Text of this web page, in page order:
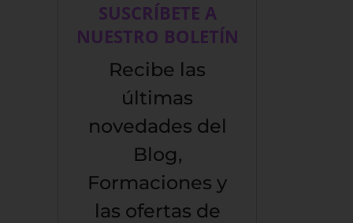
SUSCRÍBETE A
NUESTRO BOLETÍN
Recibe las
últimas
novedades del
Blog,
Formaciones y
las ofertas de